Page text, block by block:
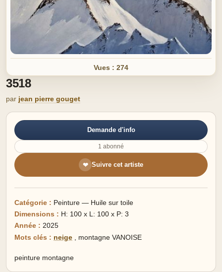
Vues : 274
3518
par jean pierre gouget
Demande d'info
1 abonné
❤ Suivre cet artiste
Catégorie : Peinture — Huile sur toile
Dimensions : H: 100 x L: 100 x P: 3
Année : 2025
Mots clés : neige montagne VANOISE
peinture montagne